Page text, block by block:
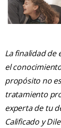
La finalidad de
el
propósito no
tratamiento
experta de tu
Calificado y